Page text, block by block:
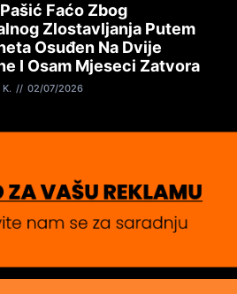
Faćo Zbog
Zlostavljanja Putem
Osuđen Na Dvije
I Osam Mjeseci Zatvora
K. 02/07/2026